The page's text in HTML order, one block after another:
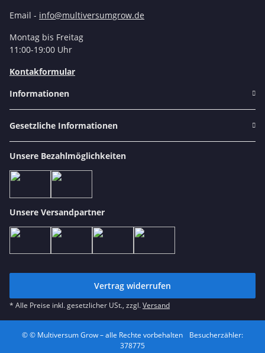
Email - info@multiversumgrow.de
Montag bis Freitag
11:00-19:00 Uhr
Kontakformular
Informationen
Gesetzliche Informationen
Unsere Bezahlmöglichkeiten
Unsere Versandpartner
Vertrag widerrufen
* Alle Preise inkl. gesetzlicher USt., zzgl.Versand
© © Multiversum Grow – alle Rechte vorbehalten
Besucherzähler:
378775